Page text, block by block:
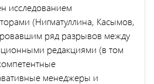
исследованием
(Нигматуллина, Касымов,
ряд разрывов между
редакциями (в том
менеджеры и